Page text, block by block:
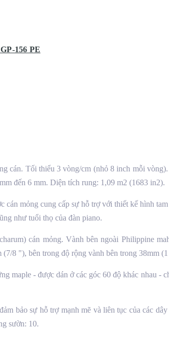
156 PE
cán. Tối thiểu 3 vòng/cm (nhỏ 8 inch mỗi
đến 6 mm. Diện tích rung: 1,09 m2 (1683 in2).
cán mỏng cung cấp sự hỗ trợ với thiết kế hình
như tuổi thọ của đàn piano.
cán mỏng. Vành bên ngoài Philippine
8 "), bên trong độ rộng vành bên trong 38mm
maple - được dán ở các góc 60 độ khác nhau -
bảo sự hỗ trợ mạnh mẽ và liên tục của các
sườn: 10.